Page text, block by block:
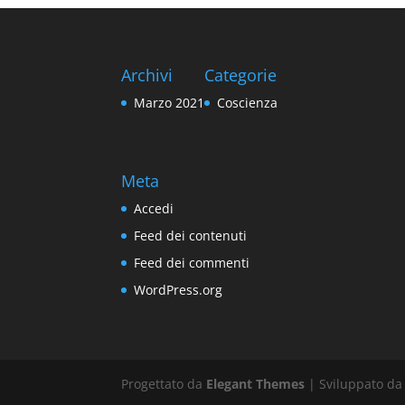
Archivi
Marzo 2021
Categorie
Coscienza
Meta
Accedi
Feed dei contenuti
Feed dei commenti
WordPress.org
Progettato da Elegant Themes | Sviluppato